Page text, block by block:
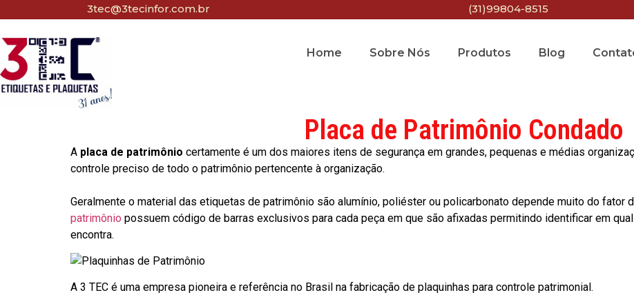
3tec@3tecinfor.com.br (31)99804-8515
Home Sobre Nós Produtos Blog
Placa de Patrimônio Condado
A placa de patrimônio certamente é um dos maiores itens de segurança em grandes, pequenas e médias
controle preciso de todo o patrimônio pertencente à organização.
Geralmente o material das etiquetas de patrimônio são alumínio, poliéster ou policarbonato depende muito do fator
patrimônio possuem código de barras exclusivos para cada peça em que são afixadas permitindo identificar em
encontra.
A 3 TEC é uma empresa pioneira e referência no Brasil na fabricação de plaquinhas para controle patrimonial.